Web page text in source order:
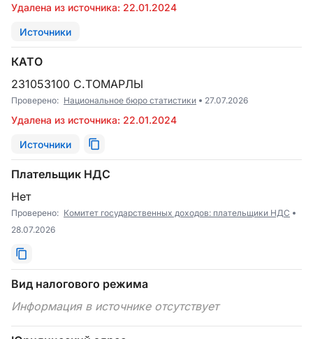
Удалена из источника: 22.01.2024
Источники
КАТО
231053100 С.ТОМАРЛЫ
Проверено: Национальное бюро статистики 27.07.2026
Удалена из источника: 22.01.2024
Источники
Плательщик НДС
Нет
Проверено: Комитет государственных доходов: плательщики НДС
28.07.2026
Вид налогового режима
Информация в источнике отсутствует